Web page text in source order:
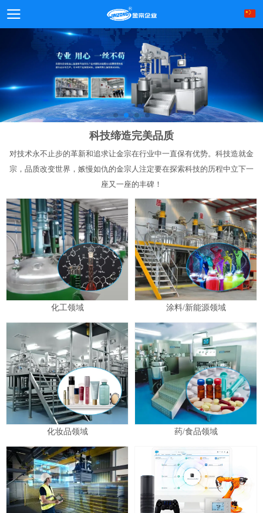
科技缔造完美品质
对技术永不止步的革新和追求让金宗在行业中一直保有优势。科技造就金
宗，品质改变世界，嫉慢如仇的金宗人注定要在探索科技的历程中立下一
座又一座的丰碑！
化工领域 涂料/新能源领域
化妆品领域 药/食品领域